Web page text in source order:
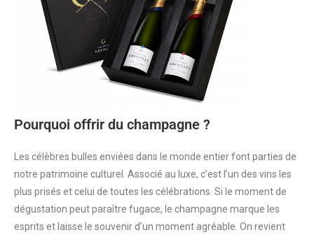
Pourquoi offrir du champagne ?
Les célèbres bulles enviées dans le monde entier font parties de
notre patrimoine culturel. Associé au luxe, c’est l’un des vins les
plus prisés et celui de toutes les célébrations. Si le moment de
dégustation peut paraître fugace, le champagne marque les
esprits et laisse le souvenir d’un moment agréable. On revient